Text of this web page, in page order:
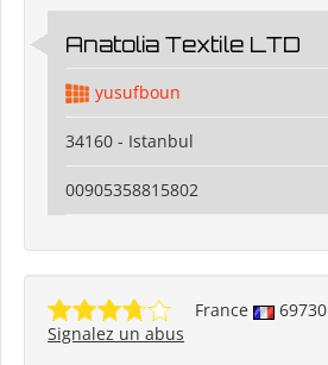
Anatolia Textile LTD
yusufboun
34160 - Istanbul
00905358815802
France 69730
Signalez un abus